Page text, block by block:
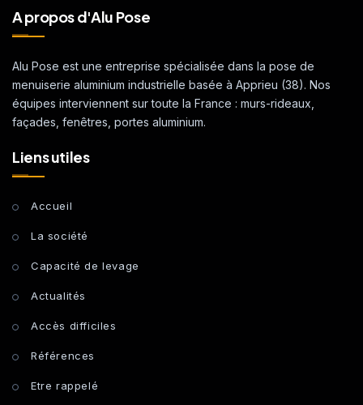
A propos d'Alu Pose
Alu Pose est une entreprise spécialisée dans la pose de
menuiserie aluminium industrielle basée à Apprieu (38). Nos
équipes interviennent sur toute la France : murs-rideaux,
façades, fenêtres, portes aluminium.
Liens utiles
Accueil
La société
Capacité de levage
Actualités
Accès difficiles
Références
Etre rappelé